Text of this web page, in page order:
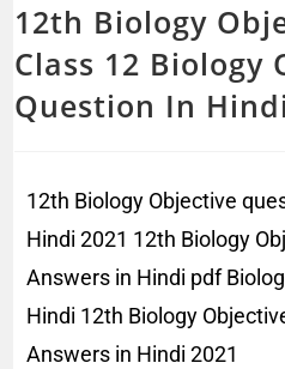
12th Biology
Class 12 Biology
Question In Hindi
12th Biology Objective
Hindi 2021 12th Biology
Answers in Hindi pdf
Hindi 12th Biology
Answers in Hindi 2021